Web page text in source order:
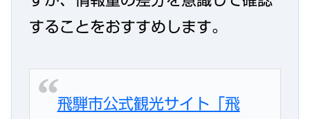
することをおすすめします。
飛騨市公式観光サイト「飛